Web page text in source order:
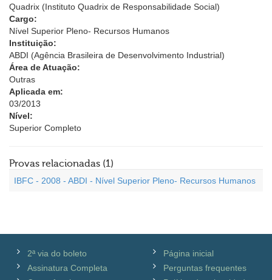
Quadrix (Instituto Quadrix de Responsabilidade Social)
Cargo:
Nível Superior Pleno- Recursos Humanos
Instituição:
ABDI (Agência Brasileira de Desenvolvimento Industrial)
Área de Atuação:
Outras
Aplicada em:
03/2013
Nível:
Superior Completo
Provas relacionadas (1)
IBFC - 2008 - ABDI - Nível Superior Pleno- Recursos Humanos
2ª via do boleto
Assinatura Completa
Página inicial
Perguntas frequentes